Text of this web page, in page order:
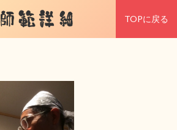
師範詳細 TOPに戻る